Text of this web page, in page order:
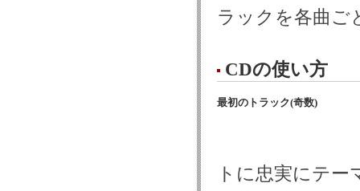
ラックを各曲ご
CDの使い方
最初のトラック(奇数)
トに忠実にテ